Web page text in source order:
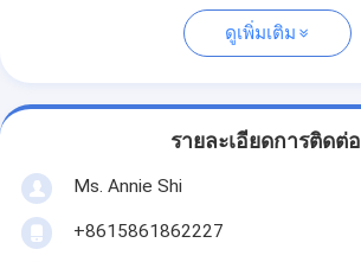
ดูเพิ่มเติม
รายละเอียดการติดต่อ
Ms. Annie Shi
+8615861862227